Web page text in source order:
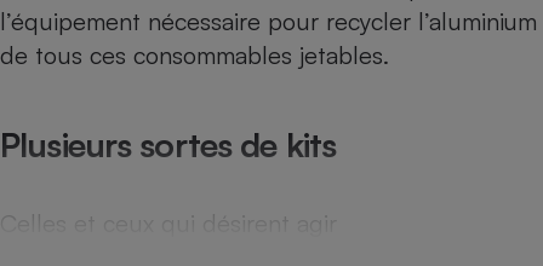
l’équipement nécessaire pour recycler l’aluminium
de tous ces consommables jetables.
Plusieurs sortes de kits
Celles et ceux qui désirent agir